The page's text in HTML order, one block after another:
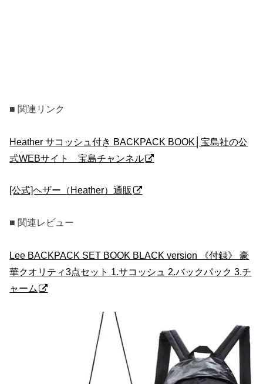
■ 関連リンク
Heather サコッシュ付き BACKPACK BOOK│宝島社の公
式WEBサイト 宝島チャンネル
[公式]ヘザー（Heather）通販
■ 関連レビュー
Lee BACKPACK SET BOOK BLACK version 《付録》 豪
華クオリティ3点セット 1.サコッシュ 2.バックパック 3.チ
ャーム